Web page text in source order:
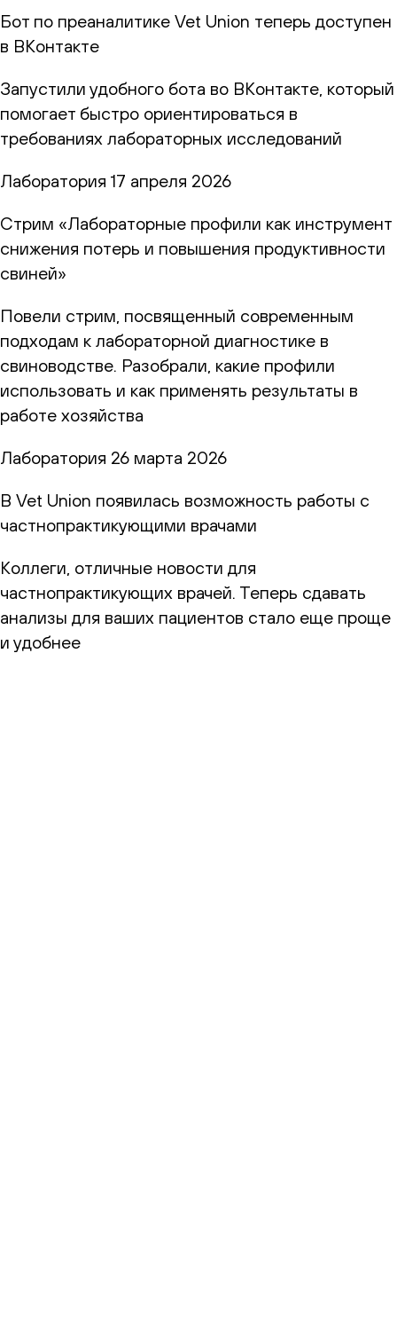
Бот по преаналитике Vet Union теперь доступен
в ВКонтакте
Запустили удобного бота во ВКонтакте, который
помогает быстро ориентироваться в
требованиях лабораторных исследований
Лаборатория 17 апреля 2026
Стрим «Лабораторные профили как инструмент
снижения потерь и повышения продуктивности
свиней»
Повели стрим, посвященный современным
подходам к лабораторной диагностике в
свиноводстве. Разобрали, какие профили
использовать и как применять результаты в
работе хозяйства
Лаборатория 26 марта 2026
В Vet Union появилась возможность работы с
частнопрактикующими врачами
Коллеги, отличные новости для
частнопрактикующих врачей. Теперь сдавать
анализы для ваших пациентов стало еще проще
и удобнее